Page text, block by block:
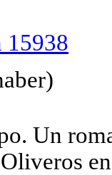
15938
Un